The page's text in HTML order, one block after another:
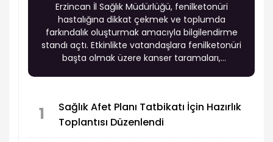
Erzincan İl Sağlık Müdürlüğü, fenilketonüri
hastalığına dikkat çekmek ve toplumda
farkındalık oluşturmak amacıyla bilgilendirme
standı açtı. Etkinlikte vatandaşlara fenilketonüri
başta olmak üzere kanser taramaları,
1
Sağlık Afet Planı Tatbikatı İçin Hazırlık
Toplantısı Düzenlendi